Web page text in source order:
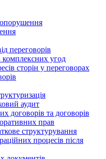
переговорів
комплексних угод
сторін у переговорах
аудит
договорів та договорів
прав
структурування
процесів після